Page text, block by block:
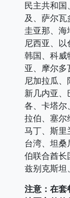
民主共和
及、萨尔瓦
圭亚那、海
尼西亚、以
韩国、科威
亚、摩尔多
尼加拉瓜
新几内亚、
各、卡塔尔
拉伯、塞尔
马丁、斯里
台湾、坦桑
伯联合酋长
兹别克斯坦
注意：在